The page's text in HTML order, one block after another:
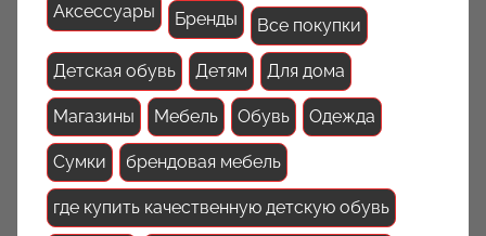
Аксессуары Бренды Все покупки
Детская обувь Детям Для дома
Магазины Мебель Обувь Одежда
Сумки брендовая мебель
где купить качественную детскую обувь